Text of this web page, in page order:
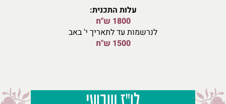
עלות התכנית:
1800 ש"ח
לנרשמות עד לתאריך י' באב
1500 ש"ח